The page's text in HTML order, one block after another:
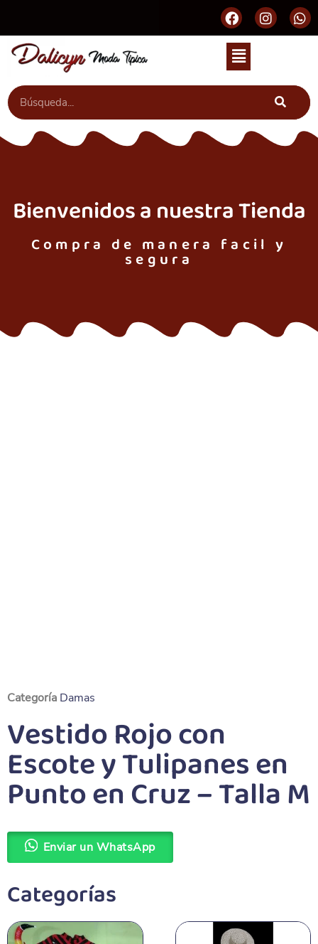
Bienvenidos a nuestra Tienda
Compra de manera facil y
segura
Categoría Damas
Vestido Rojo con
Escote y Tulipanes en
Punto en Cruz – Talla M
Enviar un WhatsApp
Categorías